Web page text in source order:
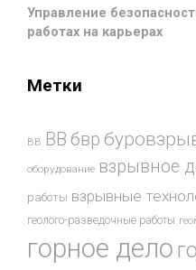
Управление
работах на карьерах
Метки
ВВ ВВ бвр
оборудование взрывное
работы взрывные
геолого-разведочные работы
горное дело